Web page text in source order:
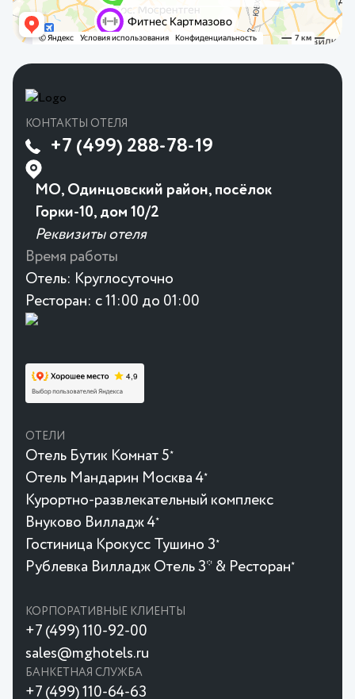
КОНТАКТЫ ОТЕЛЯ
+7 (499) 288-78-19
МО, Одинцовский район, посёлок
Горки-10, дом 10/2
Реквизиты отеля
Время работы
Отель: Круглосуточно
Ресторан: с 11:00 до 01:00
ОТЕЛИ
Отель Бутик Комнат 5★
Отель Мандарин Москва 4★
Курортно-развлекательный комплекс
Внуково Вилладж 4★
Гостиница Крокусc Тушино 3★
Рублевка Вилладж Отель 3* & Ресторан★
КОРПОРАТИВНЫЕ КЛИЕНТЫ
+7 (499) 110-92-00
sales@mghotels.ru
БАНКЕТНАЯ СЛУЖБА
+7 (499) 110-64-63